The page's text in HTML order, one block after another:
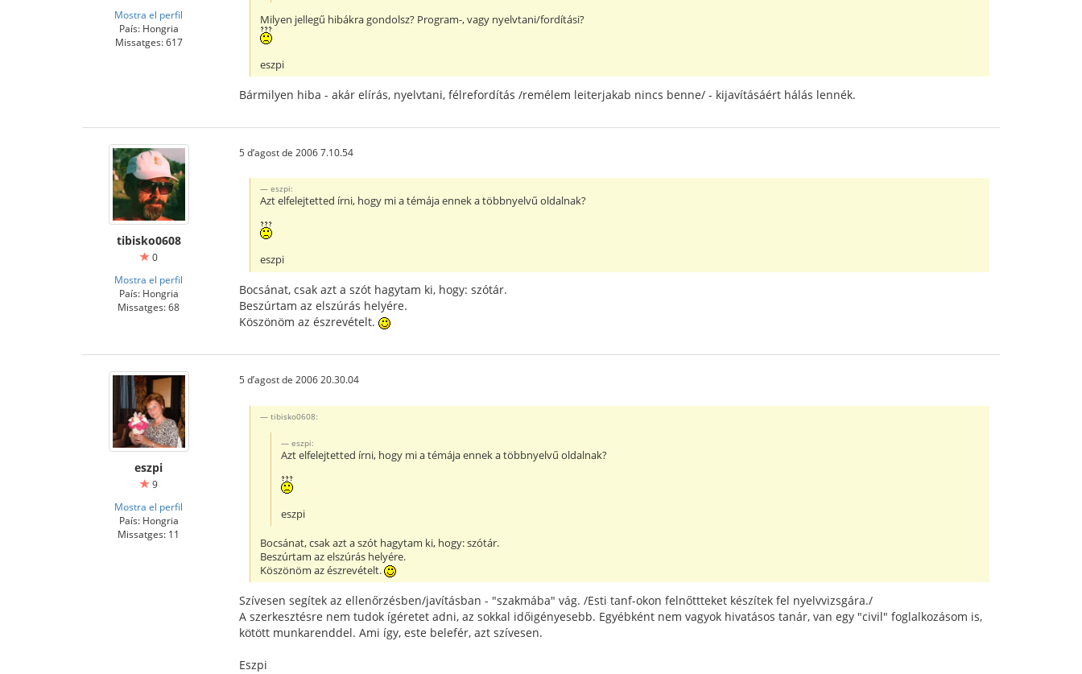
Mostra el perfil
País: Hongria
Missatges: 617
Milyen jellegű hibákra gondolsz? Program-, vagy nyelvtani/fordítási?
eszpi
Bármilyen hiba - akár elírás, nyelvtani, félrefordítás /remélem leiterjakab nincs benne/ - kijavításáért hálás lennék.
tibisko0608
0
Mostra el perfil
País: Hongria
Missatges: 68
5 d’agost de 2006 7.10.54
eszpi:
Azt elfelejtetted írni, hogy mi a témája ennek a többnyelvű oldalnak?
eszpi
Bocsánat, csak azt a szót hagytam ki, hogy: szótár.
Beszúrtam az elszúrás helyére.
Köszönöm az észrevételt.
eszpi
9
Mostra el perfil
País: Hongria
Missatges: 11
5 d’agost de 2006 20.30.04
tibisko0608:
eszpi:
Azt elfelejtetted írni, hogy mi a témája ennek a többnyelvű oldalnak?
eszpi
Bocsánat, csak azt a szót hagytam ki, hogy: szótár.
Beszúrtam az elszúrás helyére.
Köszönöm az észrevételt.
Szívesen segítek az ellenőrzésben/javításban - "szakmába" vág. /Esti tanf-okon felnőttteket készítek fel nyelvvizsgára./
A szerkesztésre nem tudok ígéretet adni, az sokkal időigényesebb. Egyébként nem vagyok hivatásos tanár, van egy "civil" foglalkozásom is,
kötött munkarenddel. Ami így, este belefér, azt szívesen.
Eszpi